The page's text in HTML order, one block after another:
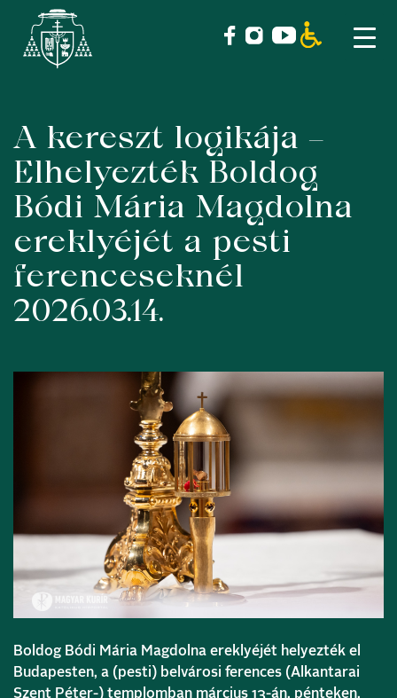
Skip
to
content
A kereszt logikája –
Elhelyezték Boldog
Bódi Mária Magdolna
ereklyéjét a pesti
ferenceseknél
2026.03.14.
Boldog Bódi Mária Magdolna ereklyéjét helyezték el
Budapesten, a (pesti) belvárosi ferences (Alkantarai
Szent Péter-) templomban március 13-án, pénteken.